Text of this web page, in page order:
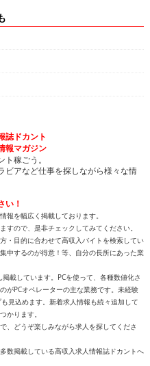
誌ドカント
報マガジン
稼ごう。
ビアなど仕事を探しながら様々な情
い！
報を幅広く掲載しております。
すので、是非チェックしてみてください。
・目的に合わせて高収入バイトを検索してい
中するのが得意！等、自分の長所にあった業
載しています。PCを使って、各種数値化さ
がPCオペレーターの主な業務です。未経験
見込めます。新着求人情報も続々追加して
かります。
、どうぞ楽しみながら求人を探してくださ
数掲載している高収入求人情報誌ドカントへ